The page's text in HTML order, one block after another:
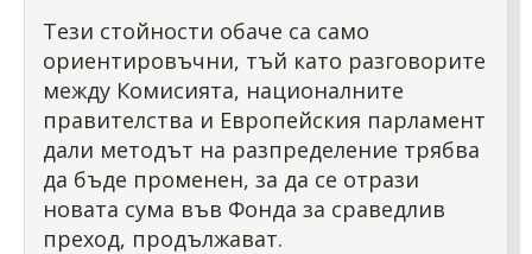
Тези стойности обаче са само
ориентировъчни, тъй като разговорите
между Комисията, националните
правителства и Европейския парламент
дали методът на разпределение трябва
да бъде променен, за да се отрази
новата сума във Фонда за сраведлив
преход, продължават.